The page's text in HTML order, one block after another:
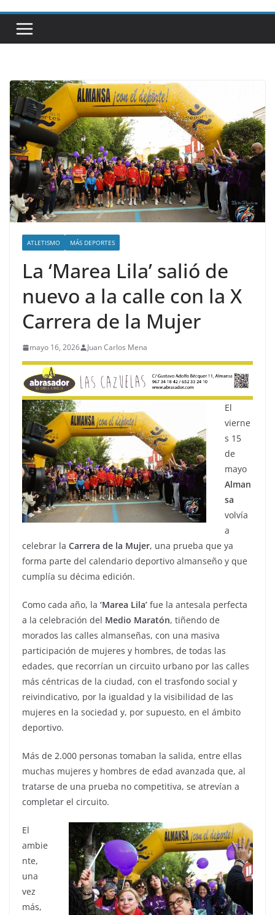
ATLETISMO MÁS DEPORTES
La ‘Marea Lila’ salió de
nuevo a la calle con la X
Carrera de la Mujer
mayo 16, 2026 Juan Carlos Mena
El
vierne
s 15
de
mayo
Alman
sa
volvía
a
celebrar la Carrera de la Mujer, una prueba que ya
forma parte del calendario deportivo almanseño y que
cumplía su décima edición.
Como cada año, la ‘Marea Lila’ fue la antesala perfecta
a la celebración del Medio Maratón, tiñendo de
morados las calles almanseñas, con una masiva
participación de mujeres y hombres, de todas las
edades, que recorrían un circuito urbano por las calles
más céntricas de la ciudad, con el trasfondo social y
reivindicativo, por la igualdad y la visibilidad de las
mujeres en la sociedad y, por supuesto, en el ámbito
deportivo.
Más de 2.000 personas tomaban la salida, entre ellas
muchas mujeres y hombres de edad avanzada que, al
tratarse de una prueba no competitiva, se atrevían a
completar el circuito.
El
ambie
nte,
una
vez
más,